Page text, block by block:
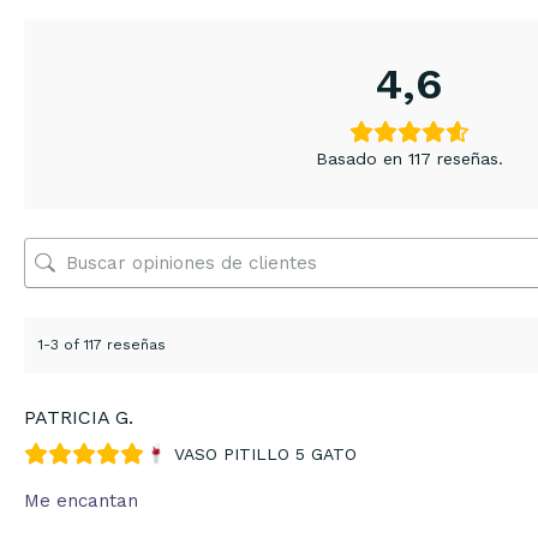
4,6
Basado en 117 reseñas.
1-3 of 117 reseñas
PATRICIA G.
VASO PITILLO 5 GATO
Me encantan